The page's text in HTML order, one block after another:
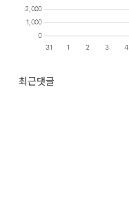
최근댓글